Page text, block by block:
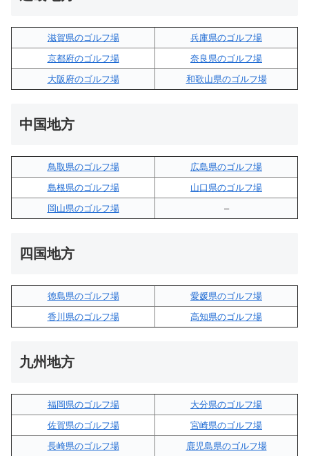
滋賀県のゴルフ場
兵庫県のゴルフ場
京都府のゴルフ場
奈良県のゴルフ場
大阪府のゴルフ場
和歌山県のゴルフ場
中国地方
鳥取県のゴルフ場
広島県のゴルフ場
島根県のゴルフ場
山口県のゴルフ場
岡山県のゴルフ場
–
四国地方
徳島県のゴルフ場
愛媛県のゴルフ場
香川県のゴルフ場
高知県のゴルフ場
九州地方
福岡県のゴルフ場
大分県のゴルフ場
佐賀県のゴルフ場
宮崎県のゴルフ場
長崎県のゴルフ場
鹿児島県のゴルフ場